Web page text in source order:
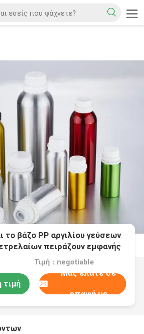
το βάζο PP αργιλίου γεύσεων
πειράζουν εμφανής
Τιμή：negotiable
τιμή
Μας ελάτε σε
επαφή με